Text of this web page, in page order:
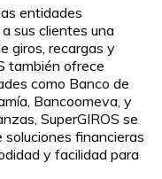
entidades
sus clientes una
giros, recargas y
también ofrece
como Banco de
Bancoomeva, y
SuperGIROS se
financieras
y facilidad para